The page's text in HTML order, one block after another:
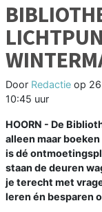
Door Redactie op
10:45 uur
HOORN - De
alleen maar
is dé
staan de deuren
je terecht met
leren én besparen